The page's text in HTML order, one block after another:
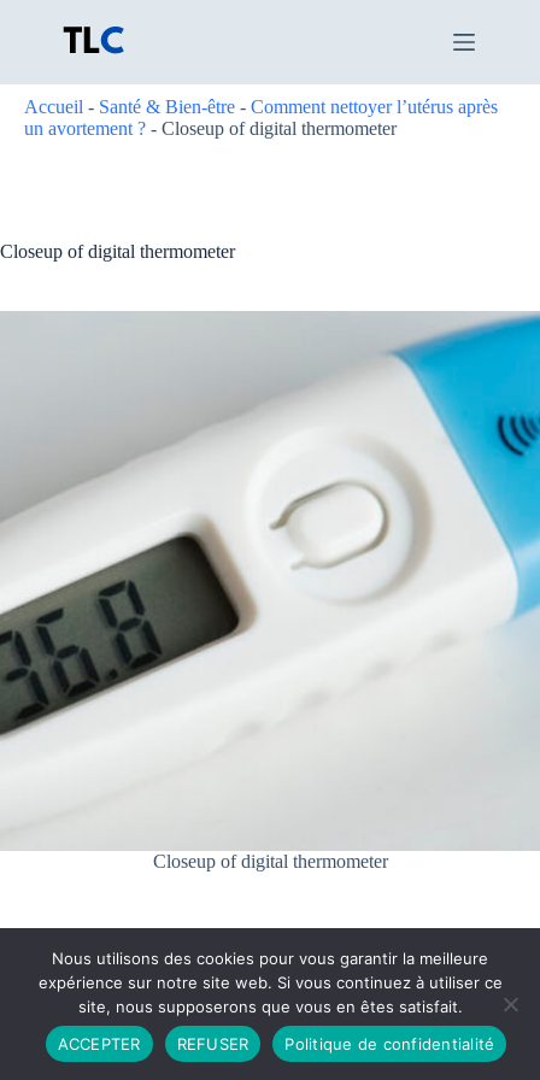
Accueil - Santé & Bien-être - Comment nettoyer l’utérus après
un avortement ? - Closeup of digital thermometer
Closeup of digital thermometer
Closeup of digital thermometer
Partenariat Contact
Politique de Confidentialité
CGU
Copyright © 2026 - Propulsé par DIEUDUDIABLE
Nous utilisons des cookies pour vous garantir la meilleure
expérience sur notre site web. Si vous continuez à utiliser ce
site, nous supposerons que vous en êtes satisfait.
ACCEPTER
REFUSER Politique de confidentialité